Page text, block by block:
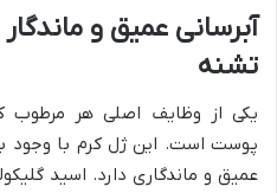
آبرسانی عمیق و
تشنه
یکی از وظایف اصلی هر مرطوب
پوست است. این ژل کرم با وجود
عمیق و ماندگاری دارد. اسید